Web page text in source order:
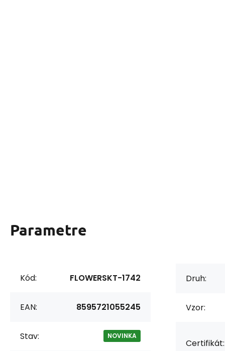
Parametre
Kód: FLOWERSKT-1742
EAN: 8595721055245
Stav: NOVINKA
Druh:
Vzor:
Certifikát: